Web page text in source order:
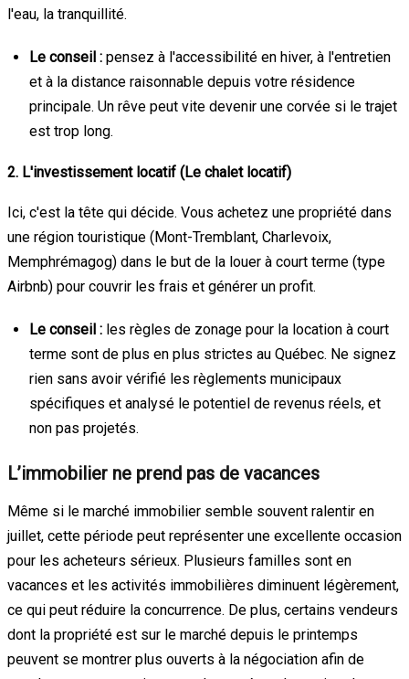
l'eau, la tranquillité.
Le conseil : pensez à l'accessibilité en hiver, à l'entretien
et à la distance raisonnable depuis votre résidence
principale. Un rêve peut vite devenir une corvée si le trajet
est trop long.
2. L'investissement locatif (Le chalet locatif)
Ici, c'est la tête qui décide. Vous achetez une propriété dans
une région touristique (Mont-Tremblant, Charlevoix,
Memphrémagog) dans le but de la louer à court terme (type
Airbnb) pour couvrir les frais et générer un profit.
Le conseil : les règles de zonage pour la location à court
terme sont de plus en plus strictes au Québec. Ne signez
rien sans avoir vérifié les règlements municipaux
spécifiques et analysé le potentiel de revenus réels, et
non pas projetés.
L’immobilier ne prend pas de vacances
Même si le marché immobilier semble souvent ralentir en
juillet, cette période peut représenter une excellente occasion
pour les acheteurs sérieux. Plusieurs familles sont en
vacances et les activités immobilières diminuent légèrement,
ce qui peut réduire la concurrence. De plus, certains vendeurs
dont la propriété est sur le marché depuis le printemps
peuvent se montrer plus ouverts à la négociation afin de